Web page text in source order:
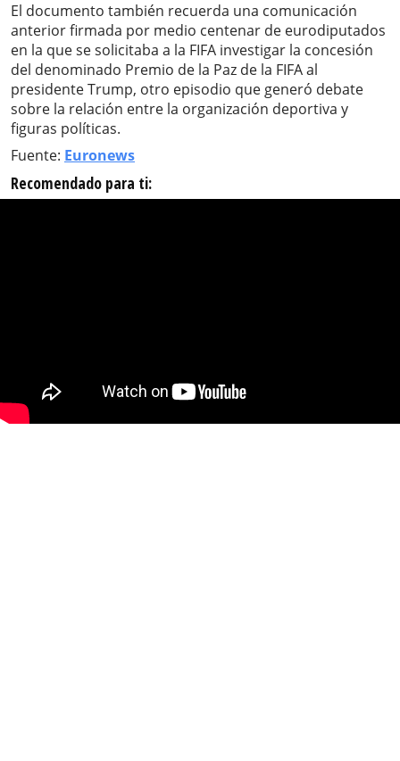
El documento también recuerda una comunicación
anterior firmada por medio centenar de eurodiputados
en la que se solicitaba a la FIFA investigar la concesión
del denominado Premio de la Paz de la FIFA al
presidente Trump, otro episodio que generó debate
sobre la relación entre la organización deportiva y
figuras políticas.
Fuente: Euronews
Recomendado para ti: